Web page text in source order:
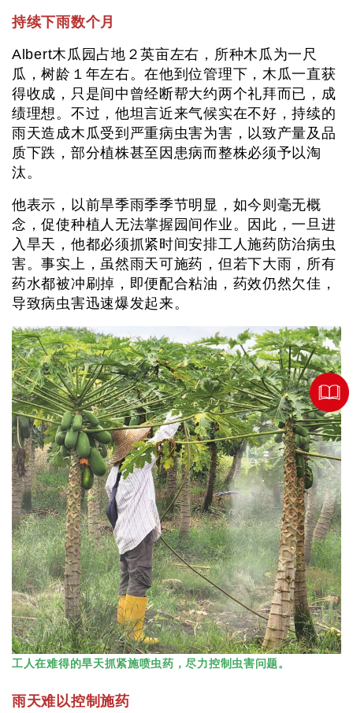
持续下雨数个月
Albert木瓜园占地２英亩左右，所种木瓜为一尺
瓜，树龄１年左右。在他到位管理下，木瓜一直获
得收成，只是间中曾经断帮大约两个礼拜而已，成
绩理想。不过，他坦言近来气候实在不好，持续的
雨天造成木瓜受到严重病虫害为害，以致产量及品
质下跌，部分植株甚至因患病而整株必须予以淘
汰。
他表示，以前旱季雨季季节明显，如今则毫无概
念，促使种植人无法掌握园间作业。因此，一旦进
入旱天，他都必须抓紧时间安排工人施药防治病虫
害。事实上，虽然雨天可施药，但若下大雨，所有
药水都被冲刷掉，即便配合粘油，药效仍然欠佳，
导致病虫害迅速爆发起来。
工人在难得的旱天抓紧施喷虫药，尽力控制虫害问题。
雨天难以控制施药